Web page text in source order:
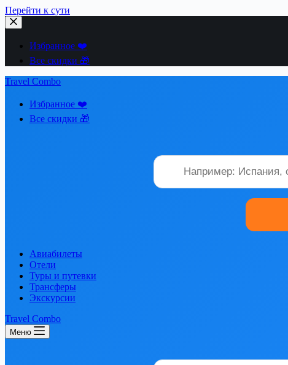
Перейти к сути
Избранное ❤️
Все скидки 🎁
Travel Combo
Избранное ❤️
Все скидки 🎁
Авиабилеты
Отели
Туры и путевки
Трансферы
Экскурсии
Travel Combo
Меню